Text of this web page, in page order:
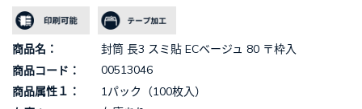
商品名
封筒 長3 スミ貼 ECベージュ 80 〒枠入
商品コード
00513046
商品属性１
1パック（100枚入）